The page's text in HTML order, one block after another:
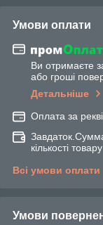
Умови оплати
Ви отримаєте
або гроші
Детальніше
Оплата за
кількості товару
Всі умови оплати
Умови